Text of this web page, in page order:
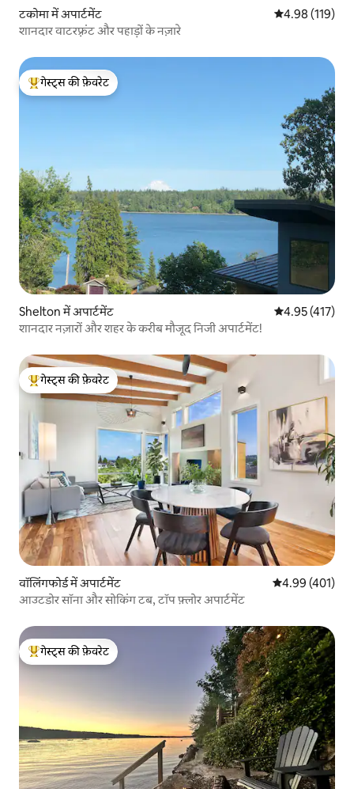
टकोमा में अपार्टमेंट औसत रेटिंग 5 में से
4.98 (119)
शानदार वाटरफ़्रंट और पहाड़ों के नज़ारे
गेस्ट्स का टॉप फ़ेवरेट
गेस्ट्स की फ़ेवरेट
Shelton में अपार्टमेंट औसत रेटिंग 5 में से
4.95 (417)
शानदार नज़ारों और शहर के करीब मौजूद निजी अपार्टमेंट!
गेस्ट्स का टॉप फ़ेवरेट
गेस्ट्स की फ़ेवरेट
वॉलिंगफोर्ड में अपार्टमेंट औसत रेटिंग 5 में से
4.99 (401)
आउटडोर सॉना और सोकिंग टब, टॉप फ़्लोर अपार्टमेंट
गेस्ट्स का टॉप फ़ेवरेट
गेस्ट्स की फ़ेवरेट